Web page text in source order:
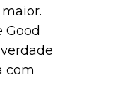
Good
com